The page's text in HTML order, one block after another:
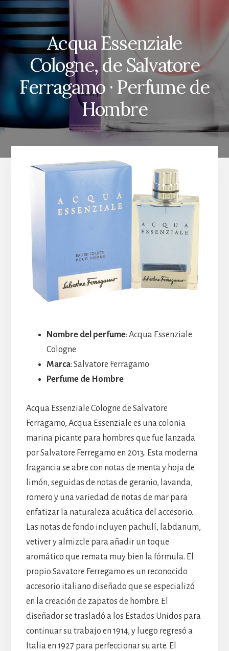
Acqua Essenziale
Cologne, de Salvatore
Ferragamo · Perfume de
Hombre
Nombre del perfume: Acqua Essenziale
Cologne
Marca: Salvatore Ferragamo
Perfume de Hombre
Acqua Essenziale Cologne de Salvatore
Ferragamo, Acqua Essenziale es una colonia
marina picante para hombres que fue lanzada
por Salvatore Ferregamo en 2013. Esta moderna
fragancia se abre con notas de menta y hoja de
limón, seguidas de notas de geranio, lavanda,
romero y una variedad de notas de mar para
enfatizar la naturaleza acuática del accesorio.
Las notas de fondo incluyen pachulí, labdanum,
vetiver y almizcle para añadir un toque
aromático que remata muy bien la fórmula. El
propio Savatore Ferregamo es un reconocido
accesorio italiano diseñado que se especializó
en la creación de zapatos de hombre. El
diseñador se trasladó a los Estados Unidos para
continuar su trabajo en 1914, y luego regresó a
Italia en 1927 para perfeccionar su arte. El